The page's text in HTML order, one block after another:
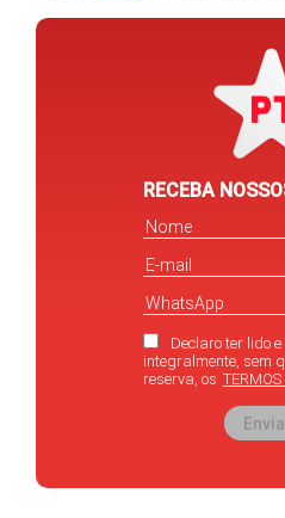
RECEBA
Declaro ter lido e
integralmente, sem
reserva, os TERMOS